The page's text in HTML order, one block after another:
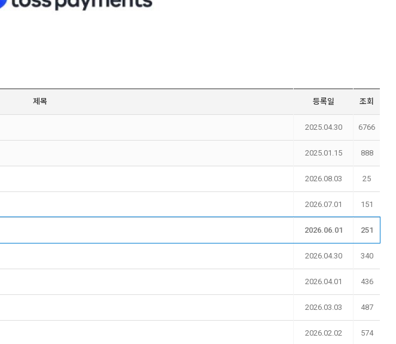
제목 등록일 조회
2025.04.30 6766
2025.01.15 888
2026.08.03 25
2026.07.01 151
2026.06.01 251
2026.04.30 340
2026.04.01 436
2026.03.03 487
2026.02.02 574